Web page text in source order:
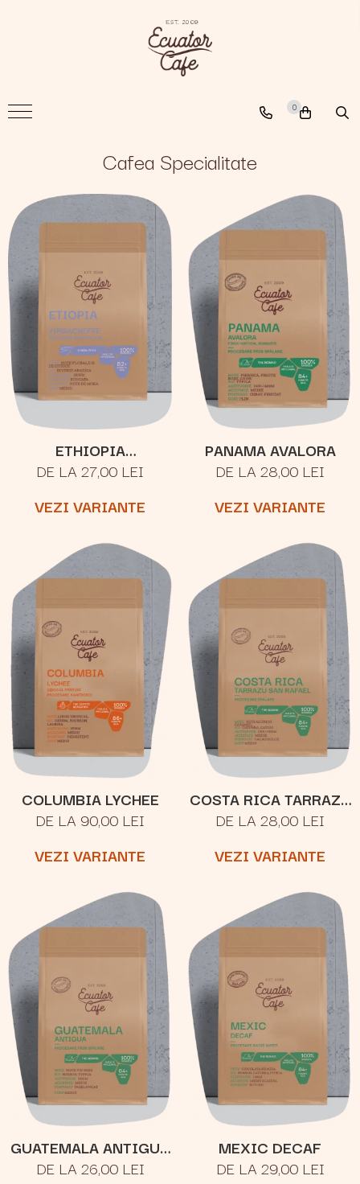
The Nomad
0
Cafea Specialitate
ETHIOPIA
YIRGACHEFFE
DE LA 27,00 LEI
VEZI VARIANTE
PANAMA AVALORA
DE LA 28,00 LEI
VEZI VARIANTE
COLUMBIA LYCHEE
DE LA 90,00 LEI
VEZI VARIANTE
COSTA RICA TARRAZU
SAN RAFAEL
DE LA 28,00 LEI
VEZI VARIANTE
GUATEMALA ANTIGUA
LOS VOLCANES
DE LA 26,00 LEI
MEXIC DECAF
DE LA 29,00 LEI